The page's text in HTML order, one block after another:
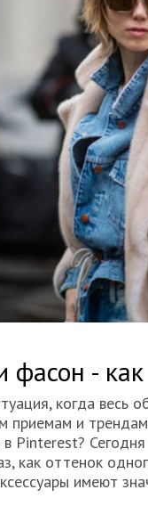
фасон -
когда весь
приемам и
Pinterest?
как оттенок
имеют